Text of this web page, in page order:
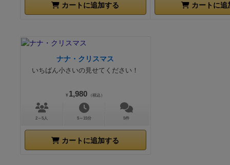
カートに追加する カートに追
ナナ・クリスマス
いちばん小さいの見せてください！
¥ 1,980 （税込）
2～5人 5～15分 5件
カートに追加する